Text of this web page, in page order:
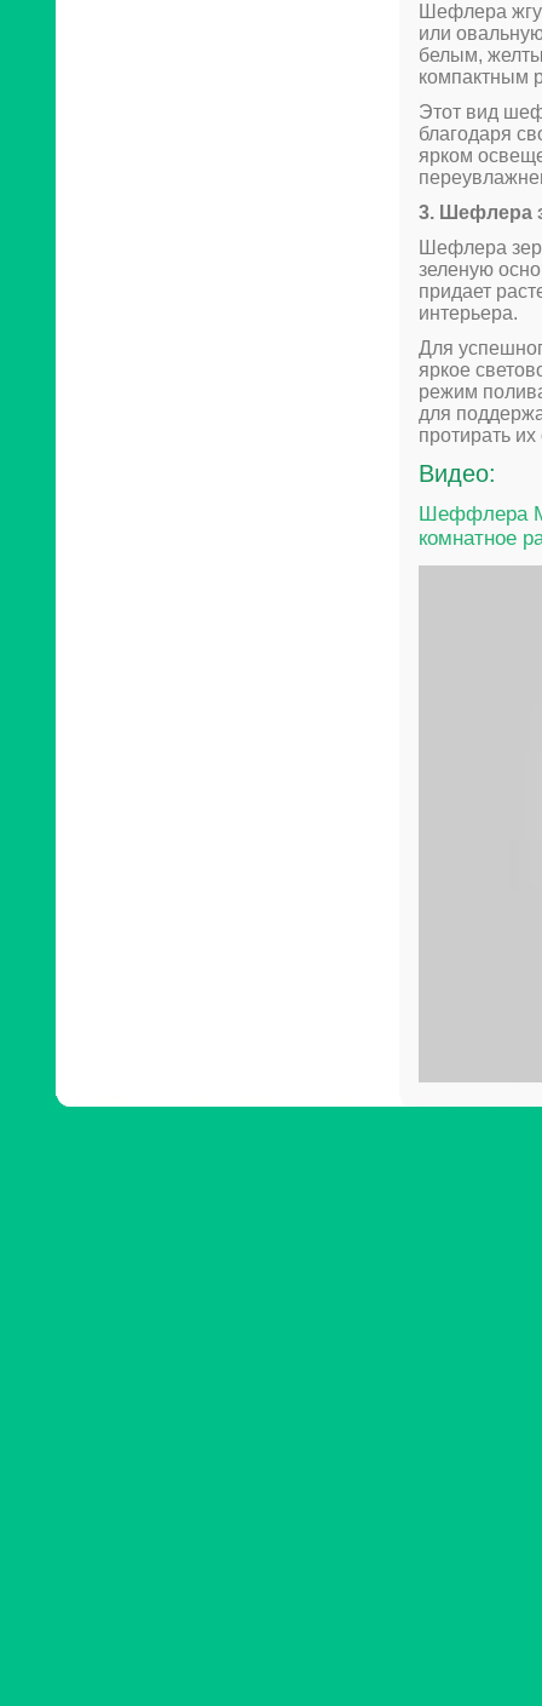
Шефлера
или
белым,
компактным
Этот вид
благодаря
ярком
3. Шефлера
Шефлера
зеленую
придает
интерьера.
Для
яркое
режим
для
протирать
Видео:
Шеффлера
комнатное